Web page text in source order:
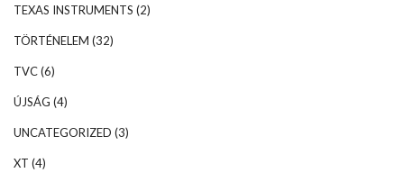
TEXAS INSTRUMENTS (2)
TÖRTÉNELEM (32)
TVC(6)
ÚJSÁG (4)
UNCATEGORIZED (3)
XT (4)